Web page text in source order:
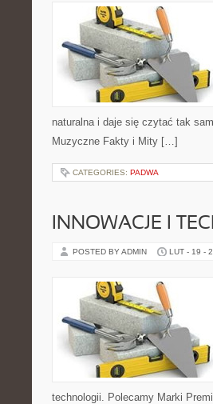
naturalna i daje się czytać tak
Muzyczne Fakty i Mity […]
CATEGORIES: PADWA
INNOWACJE I
POSTED BY ADMIN LUT - 19 -
technologii. Polecamy Marki